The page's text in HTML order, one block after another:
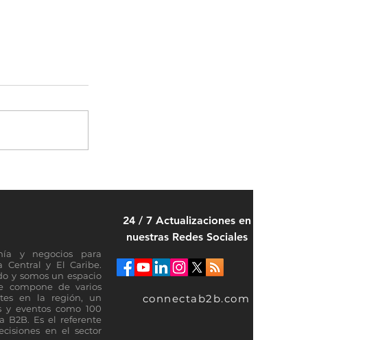
MSP 501 de la industria de
y negocios para
Central y El Caribe.
y somos un espacio
compone de varios
en la región, un
y eventos como 100
B2B. Es el referente
en el sector
24 / 7 Actualizaciones en
nuestras Redes Sociales
connectab2b.com